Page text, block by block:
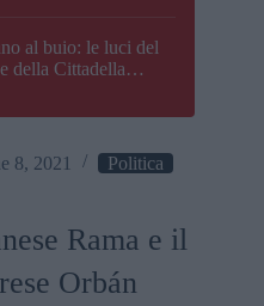
al buio: le luci del
della Cittadella
8, 2021 Politica
Rama e il
Orbán